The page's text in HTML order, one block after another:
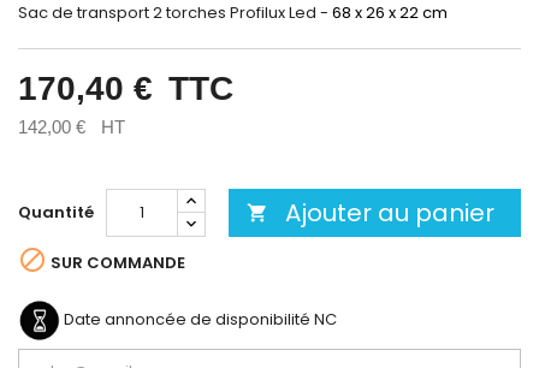
Sac de transport 2 torches Profilux Led - 68 x 26 x 22 cm
170,40 € TTC
142,00 € HT
Quantité  Ajouter au panier
 SUR COMMANDE
Date annoncée de disponibilité NC